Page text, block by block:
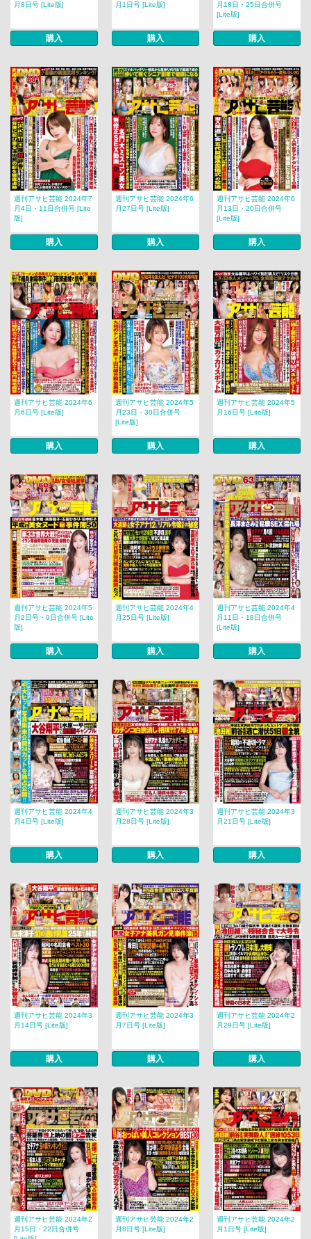
月8日号 [Lite版]
購入
月1日号 [Lite版]
購入
月18日・25日合併号
[Lite版]
購入
週刊アサヒ芸能 2024年7
月4日・11日合併号 [Lite
版]
購入
週刊アサヒ芸能 2024年6
月27日号 [Lite版]
購入
週刊アサヒ芸能 2024年6
月13日・20日合併号
[Lite版]
購入
週刊アサヒ芸能 2024年6
月6日号 [Lite版]
購入
週刊アサヒ芸能 2024年5
月23日・30日合併号
[Lite版]
購入
週刊アサヒ芸能 2024年5
月16日号 [Lite版]
購入
週刊アサヒ芸能 2024年5
月2日号・9日合併号 [Lite
版]
購入
週刊アサヒ芸能 2024年4
月25日号 [Lite版]
購入
週刊アサヒ芸能 2024年4
月11日・18日合併号
[Lite版]
購入
週刊アサヒ芸能 2024年4
月4日号 [Lite版]
購入
週刊アサヒ芸能 2024年3
月28日号 [Lite版]
購入
週刊アサヒ芸能 2024年3
月21日号 [Lite版]
購入
週刊アサヒ芸能 2024年3
月14日号 [Lite版]
購入
週刊アサヒ芸能 2024年3
月7日号 [Lite版]
購入
週刊アサヒ芸能 2024年2
月29日号 [Lite版]
購入
週刊アサヒ芸能 2024年2
月15日・22日合併号
週刊アサヒ芸能 2024年2
月8日号 [Lite版]
週刊アサヒ芸能 2024年2
月1日号 [Lite版]